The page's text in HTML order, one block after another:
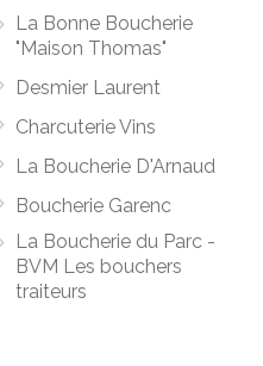
La Bonne Boucherie
"Maison Thomas"
Desmier Laurent
Charcuterie Vins
La Boucherie D'Arnaud
Boucherie Garenc
La Boucherie du Parc -
BVM Les bouchers
traiteurs